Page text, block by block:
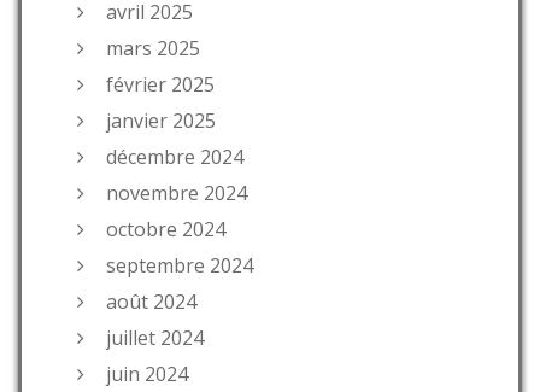
avril 2025
mars 2025
février 2025
janvier 2025
décembre 2024
novembre 2024
octobre 2024
septembre 2024
août 2024
juillet 2024
juin 2024